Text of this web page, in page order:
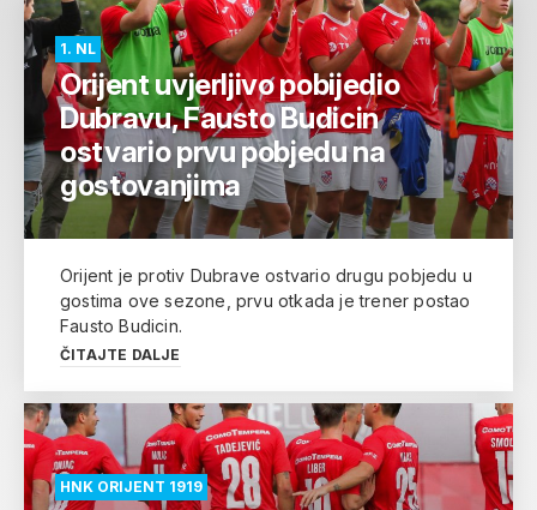
1. NL
Orijent uvjerljivo pobijedio
Dubravu, Fausto Budicin
ostvario prvu pobjedu na
gostovanjima
Orijent je protiv Dubrave ostvario drugu pobjedu u
gostima ove sezone, prvu otkada je trener postao
Fausto Budicin.
ČITAJTE DALJE
HNK ORIJENT 1919